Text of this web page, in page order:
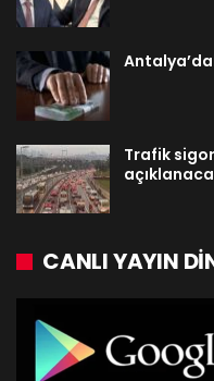
Trafik
CANLI YAYIN